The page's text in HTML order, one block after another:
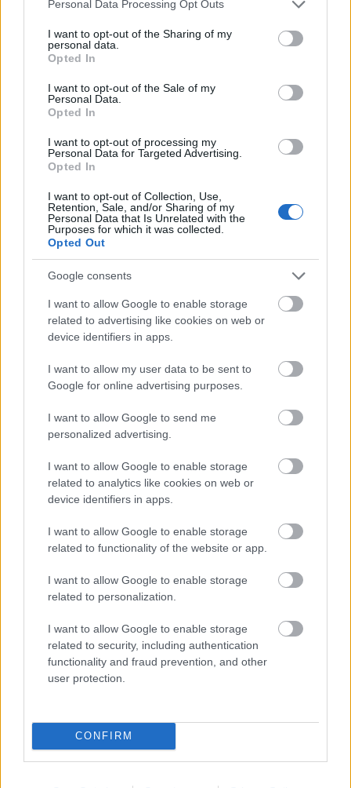
not limited to your visit or usage behaviour. You may click to
grant or deny consent to Google and its third-party tags to
use your data for below specified purposes in below Google
consent section.
Personal Data Processing Opt Outs
I want to opt-out of the Sharing of my
personal data.
Opted In
I want to opt-out of the Sale of my
Personal Data.
Opted In
I want to opt-out of processing my
Personal Data for Targeted Advertising.
Opted In
I want to opt-out of Collection, Use,
Retention, Sale, and/or Sharing of my
Personal Data that Is Unrelated with the
Purposes for which it was collected.
Opted Out
Google consents
I want to allow Google to enable storage
related to advertising like cookies on web or
device identifiers in apps.
I want to allow my user data to be sent to
Google for online advertising purposes.
I want to allow Google to send me
personalized advertising.
I want to allow Google to enable storage
related to analytics like cookies on web or
device identifiers in apps.
I want to allow Google to enable storage
related to functionality of the website or app.
I want to allow Google to enable storage
related to personalization.
I want to allow Google to enable storage
related to security, including authentication
functionality and fraud prevention, and other
user protection.
CONFIRM
Fotó: Kozma Zsuzsi, vs.hu
"Mára egyértelmű, hogy alternatív az, akinek nem jutott hely, státusz a
kőszínházban. Vagy nem akarta, hogy jusson, mert ilyen is van bőségesen.
érdekeit, elérte, hogy a parlament megszavazza, jelentős összeget
vonjanak el a kőszínházaktól, és ez kerüljön át hozzájuk. Ez meg is történt,
abban az időben a kőszínházak kiabáltak, hogy ez méltánytalan. Most a
függetlenek kiabálnak a megszorító intézkedések miatt.(...) Az
alternatívok tehát igen sokan lettek – köztük egészen
kiváló és meghatározó művészekkel –, ezért
gondolhatták az új előadó-művészeti törvény
kigondolói, hogy ott érdemes megszorítani. Ennek
következtében azonban éppen azok a kiváló
független alkotók szorultak összébb, akik még
nagyobb támogatást érdemeltek volna. Művészi
is az összeset), azonnal érzékelhető, hogy a magyar
színházi újítók mind a független szférában
Bodó, Pintér Béla, Mundruczó, Horváth Csaba
- soroltaMáté Gábor.
A színész-rendező szerint a rendszerváltás előtt a helyzetet talán sokban
segítette, hogy a minőség volt a fő szempont. "Az egypárti rendszerben
nem húzódtak árkok az ideológiák mentén. Egy ellenség volt: a bornírt
és kik a megtűrtek, és persze azt is, kik a tiltottak.A politika ma is
belebonyolódik a művészi munka megítélésébe" - fogalmazott
"Semmilyen politikai cenzúra nem befolyásol (hiszen nincsen is),
öncenzúrát nem gyakorlok" - hangsúlyozta a Katona direktora.
A teljes interjú itt olvasható.